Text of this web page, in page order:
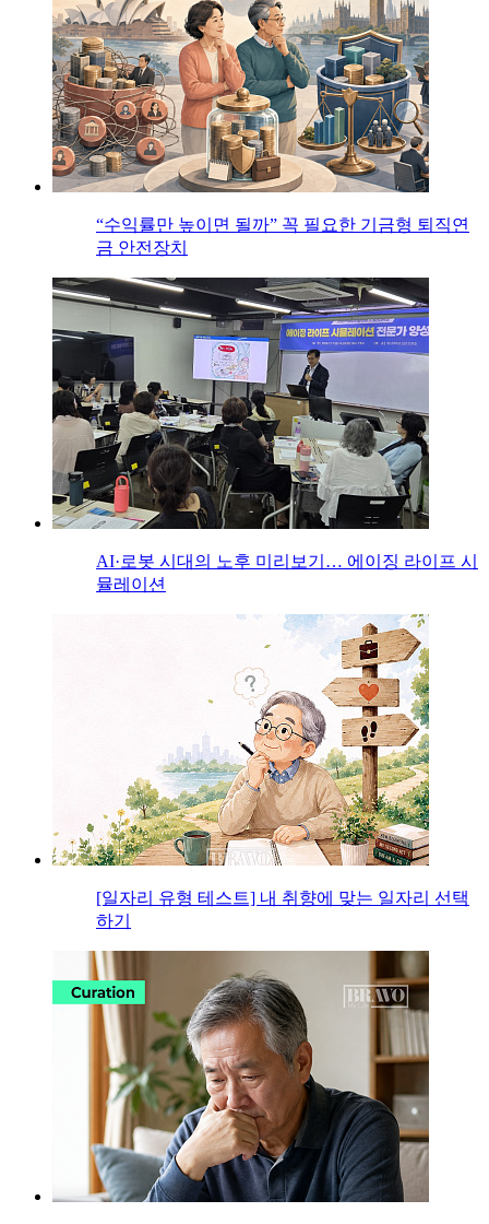
“수익률만 높이면 될까” 꼭 필요한 기금형 퇴직연
금 안전장치
AI·로봇 시대의 노후 미리보기… 에이징 라이프 시
뮬레이션
[일자리 유형 테스트] 내 취향에 맞는 일자리 선택
하기